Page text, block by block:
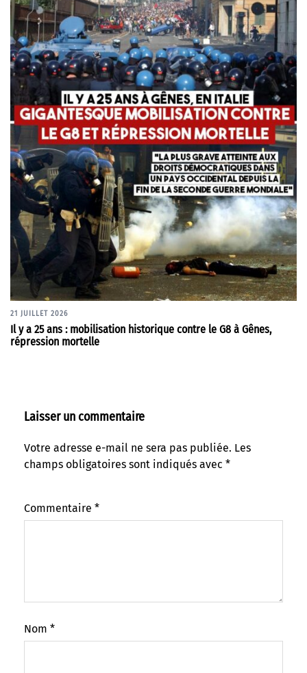
21 JUILLET 2026
Il y a 25 ans : mobilisation historique contre le G8 à Gênes,
répression mortelle
Laisser un commentaire
Votre adresse e-mail ne sera pas publiée. Les
champs obligatoires sont indiqués avec *
Commentaire *
Nom *